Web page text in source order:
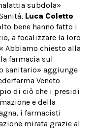
subdola»
Luca Coletto
bene hanno fatto i
a focalizzare la loro
Abbiamo chiesto alla
farmacia sul
sanitario» aggiunge
Veneto
di ciò che i presidi
e della
i farmacisti
mirata grazie al